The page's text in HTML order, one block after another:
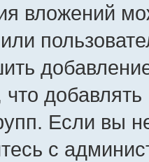
вложений
Если вы
с